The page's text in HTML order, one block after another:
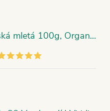
Skořice Bio, pravá cejlonská mletá 100g, Organic India